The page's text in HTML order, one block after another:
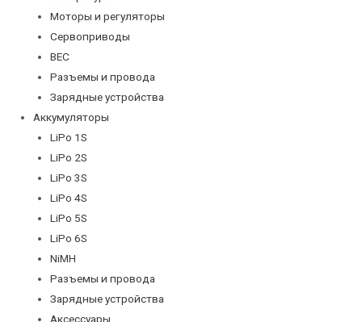
Моторы и регуляторы
Сервоприводы
BEC
Разъемы и провода
Зарядные устройства
Аккумуляторы
LiPo 1S
LiPo 2S
LiPo 3S
LiPo 4S
LiPo 5S
LiPo 6S
NiMH
Разъемы и провода
Зарядные устройства
Аксессуары